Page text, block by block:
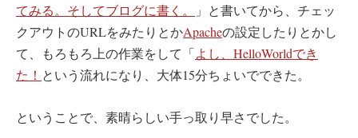
てみる。そしてブログに書く。
」と書いてから、チェッ
クアウトのURLをみたりとかApacheの設定したりとかし
て、もろもろ上の作業をして「よし、HelloWorldでき
た！ という流れになり、大体15分ちょいでできた。
ということで、素晴らしい手っ取り早さでした。